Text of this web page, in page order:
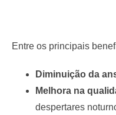
Entre os principais
Diminuição da
Melhora na
despertares